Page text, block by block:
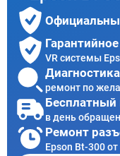
VR системы
ремонт по
Бесплатный
в день
Ремонт
Epson Bt-300